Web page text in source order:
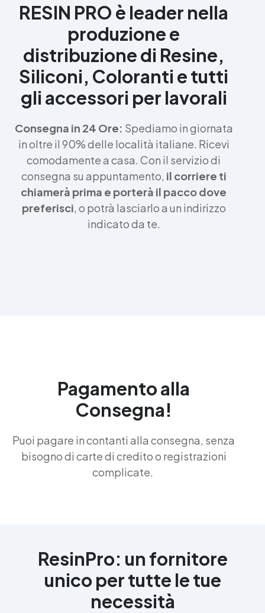
RESIN PRO è leader nella
produzione e
distribuzione di Resine,
Siliconi, Coloranti e tutti
gli accessori per lavorali
Consegna in 24 Ore: Spediamo in giornata
in oltre il 90% delle località italiane. Ricevi
comodamente a casa. Con il servizio di
consegna su appuntamento, il corriere ti
chiamerà prima e porterà il pacco dove
preferisci, o potrà lasciarlo a un indirizzo
indicato da te.
Pagamento alla
Consegna!
Puoi pagare in contanti alla consegna, senza
bisogno di carte di credito o registrazioni
complicate.
ResinPro: un fornitore
unico per tutte le tue
necessità